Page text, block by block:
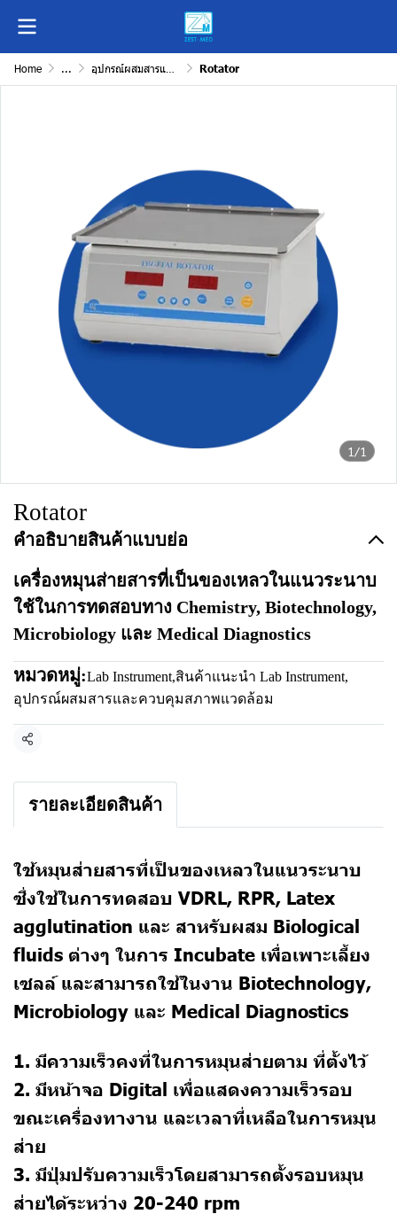
Home ... อุปกรณ์ผสมสารและควบคุมสภาพแวดล้อม Rotator
1/1
Rotator
คำอธิบายสินค้าแบบย่อ
เครื่องหมุนส่ายสารที่เป็นของเหลวในแนวระนาบ
ใช้ในการทดสอบทาง Chemistry, Biotechnology,
Microbiology และ Medical Diagnostics
หมวดหมู่:Lab Instrument,สินค้าแนะนำ Lab Instrument,
อุปกรณ์ผสมสารและควบคุมสภาพแวดล้อม
แชร์
รายละเอียดสินค้า
ใช้หมุนส่ายสารที่เป็นของเหลวในแนวระนาบ
ซึ่งใช้ในการทดสอบ VDRL, RPR, Latex
agglutination และ สาหรับผสม Biological
fluids ต่างๆ ในการ Incubate เพื่อเพาะเลี้ยง
เซลล์ และสามารถใช้ในงาน Biotechnology,
Microbiology และ Medical Diagnostics
1. มีความเร็วคงที่ในการหมุนส่ายตาม ที่ตั้งไว้
2. มีหน้าจอ Digital เพื่อแสดงความเร็วรอบ
ขณะเครื่องทางาน และเวลาที่เหลือในการหมุน
ส่าย
3. มีปุ่มปรับความเร็วโดยสามารถตั้งรอบหมุน
ส่ายได้ระหว่าง 20-240 rpm